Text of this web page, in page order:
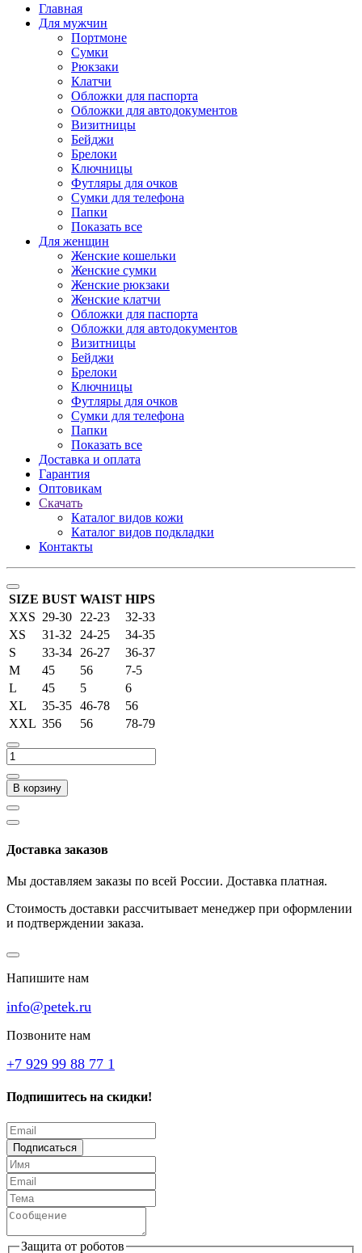
Главная
Для мужчин
Портмоне
Сумки
Рюкзаки
Клатчи
Обложки для паспорта
Обложки для автодокументов
Визитницы
Бейджи
Брелоки
Ключницы
Футляры для очков
Сумки для телефона
Папки
Показать все
Для женщин
Женские кошельки
Женские сумки
Женские рюкзаки
Женские клатчи
Обложки для паспорта
Обложки для автодокументов
Визитницы
Бейджи
Брелоки
Ключницы
Футляры для очков
Сумки для телефона
Папки
Показать все
Доставка и оплата
Гарантия
Оптовикам
Скачать
Каталог видов кожи
Каталог видов подкладки
Контакты
SIZE BUST WAIST HIPS
XXS 29-30 22-23
32-33
XS
31-32 24-25
34-35
S
33-34 26-27
36-37
M
45 56
7-5
L
45 5
6
XL
35-35 46-78
56
XXL 356 56 78-79
В корзину
Доставка заказов
Мы доставляем заказы по всей России. Доставка платная.
Стоимость доставки рассчитывает менеджер при оформлении
и подтверждении заказа.
Напишите нам
info@petek.ru
Позвоните нам
+7 929 99 88 77 1
Подпишитесь на скидки!
Подписаться
Защита от роботов